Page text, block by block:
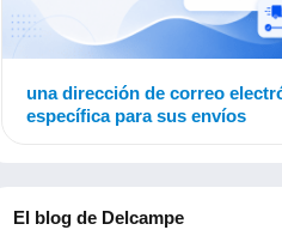
una dirección de correo
específica para sus envíos
El blog de Delcampe